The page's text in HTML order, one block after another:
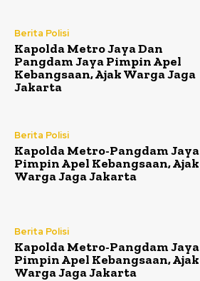
Berita Polisi
Kapolda Metro Jaya Dan
Pangdam Jaya Pimpin Apel
Kebangsaan, Ajak Warga Jaga
Jakarta
Berita Polisi
Kapolda Metro-Pangdam Jaya
Pimpin Apel Kebangsaan, Ajak
Warga Jaga Jakarta
Berita Polisi
Kapolda Metro-Pangdam Jaya
Pimpin Apel Kebangsaan, Ajak
Warga Jaga Jakarta